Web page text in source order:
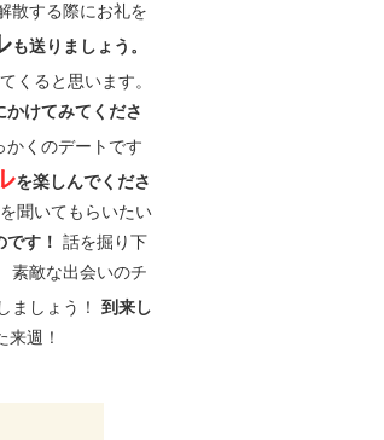
散する際にお礼を
も送りましょう。
くると思います。
けてみてくださ
かくのデートです
を楽しんでくださ
聞いてもらいたい
す！
話を掘り下
素敵な出会いのチ
しましょう！ 到来し
来週！